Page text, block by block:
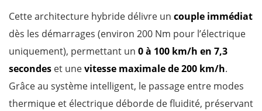
Cette architecture hybride délivre un couple immédiat
dès les démarrages (environ 200 Nm pour l’électrique
uniquement), permettant un 0 à 100 km/h en 7,3
secondes et unevitesse maximale de 200 km/h.
Grâce au système intelligent, le passage entre modes
thermique et électrique déborde de fluidité, préservant